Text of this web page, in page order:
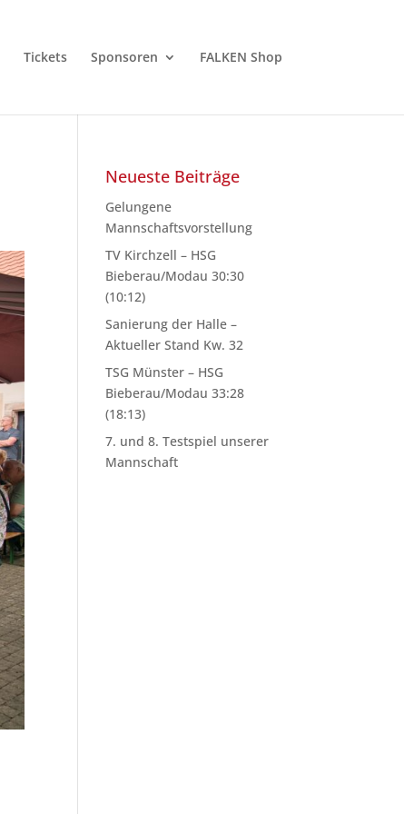
Tickets Sponsoren FALKEN Shop
Neueste Beiträge
Gelungene
Mannschaftsvorstellung
TV Kirchzell – HSG
Bieberau/Modau 30:30
(10:12)
Sanierung der Halle –
Aktueller Stand Kw. 32
TSG Münster – HSG
Bieberau/Modau 33:28
(18:13)
7. und 8. Testspiel unserer
Mannschaft